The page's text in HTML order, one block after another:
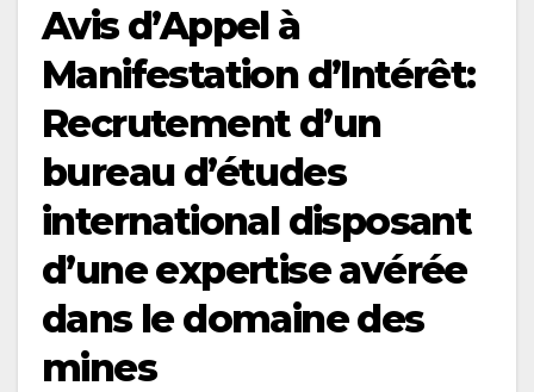
Avis d’Appel à
Manifestation d’Intérêt:
Recrutement d’un
bureau d’études
international disposant
d’une expertise avérée
dans le domaine des
mines